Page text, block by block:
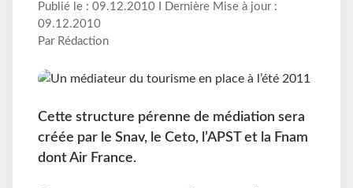
Publié le : 09.12.2010 I Dernière Mise à jour :
09.12.2010
Par Rédaction
Cette structure pérenne de médiation sera
créée par le Snav, le Ceto, l’APST et la Fnam
dont Air France.